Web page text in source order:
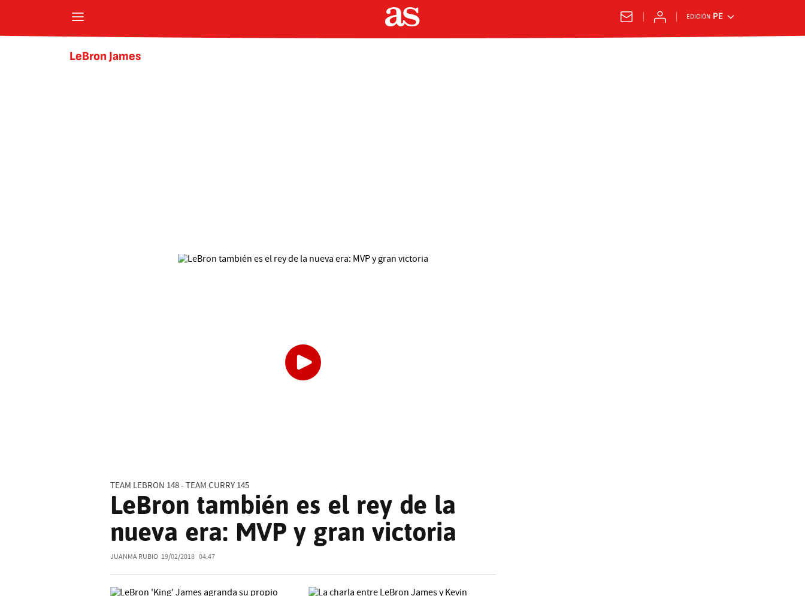
EDICIÓN PE
LeBron James
TEAM LEBRON 148 - TEAM CURRY 145
LeBron también es el rey de la
nueva era: MVP y gran victoria
JUANMA RUBIO 19/02/2018 04:47